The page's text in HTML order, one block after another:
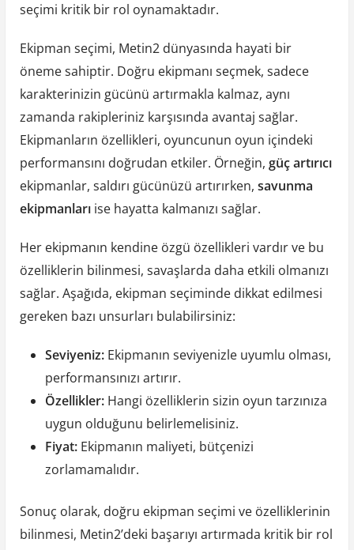
seçimi kritik bir rol oynamaktadır.
Ekipman seçimi, Metin2 dünyasında hayati bir
öneme sahiptir. Doğru ekipmanı seçmek, sadece
karakterinizin gücünü artırmakla kalmaz, aynı
zamanda rakipleriniz karşısında avantaj sağlar.
Ekipmanların özellikleri, oyuncunun oyun içindeki
performansını doğrudan etkiler. Örneğin, güç artırıcı
ekipmanlar, saldırı gücünüzü artırırken, savunma
ekipmanlarıise hayatta kalmanızı sağlar.
Her ekipmanın kendine özgü özellikleri vardır ve bu
özelliklerin bilinmesi, savaşlarda daha etkili olmanızı
sağlar. Aşağıda, ekipman seçiminde dikkat edilmesi
gereken bazı unsurları bulabilirsiniz:
Seviyeniz:Ekipmanın seviyenizle uyumlu olması,
performansınızı artırır.
Özellikler:Hangi özelliklerin sizin oyun tarzınıza
uygun olduğunu belirlemelisiniz.
Fiyat:Ekipmanın maliyeti, bütçenizi
zorlamamalıdır.
Sonuç olarak, doğru ekipman seçimi ve özelliklerinin
bilinmesi, Metin2’deki başarıyı artırmada kritik bir rol